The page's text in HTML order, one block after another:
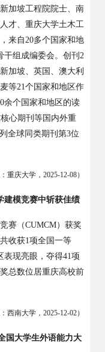
加坡工程院院士、南
才、重庆大学土木工
来自20多个国家和地
组成编委会。创刊 2
加坡、英国、澳大利
等21个国家和地区作
余个国家和地区的读
心期刊等国内外重
全球同类期刊第3位
：重庆大学， 2025-12-08）
建模竞赛中斩获佳绩
赛（CUMCM）获奖
收获1项全国一等
表现亮眼，夺得41项
总数位居重庆高校前
：西南大学， 2025-12-02）
国大学生外语能力大